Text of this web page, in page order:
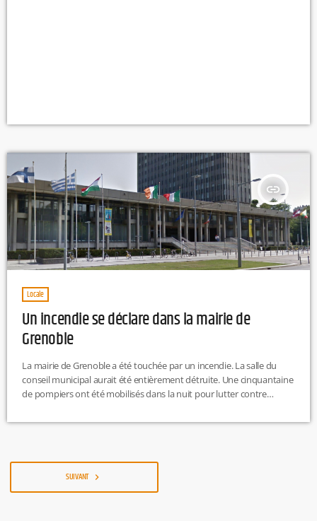
insert_link
Locale
Un incendie se déclare dans la mairie de
Grenoble
La mairie de Grenoble a été touchée par un incendie. La salle du
conseil municipal aurait été entièrement détruite. Une cinquantaine
de pompiers ont été mobilisés dans la nuit pour lutter contre
Une enquête a été ouverte.
SUIVANT navigate_next